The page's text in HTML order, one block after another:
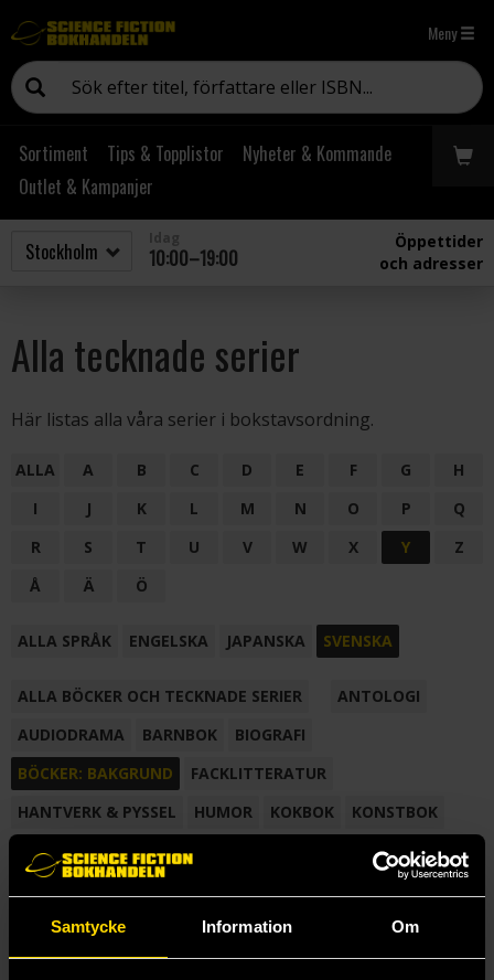
Samtycke Information Om
Meny
Sortiment Tips & Topplistor
Nyheter & Kommande
Outlet & Kampanjer
10:00–19:00
Öppettider
och adresser
Alla tecknade serier
Här listas alla våra serier i bokstavsordning.
ALLA A B C D E F G
H
I
J K L M N O P
Q
R
S T U V W X Y
Z
Å
Ä Ö
ALLA SPRÅK ENGELSKA JAPANSKA SVENSKA
ALLA BÖCKER OCH TECKNADE SERIER
ANTOLOGI
AUDIODRAMA
BARNBOK
BIOGRAFI
BÖCKER: BAKGRUND
FACKLITTERATUR
HANTVERK & PYSSEL
HUMOR KOKBOK
KONSTBOK
KORTROMAN
LÄROBOK
NOVELL
SAMLINGSVOLYM
TECKNA & MÅLA TECKNAD SERIE